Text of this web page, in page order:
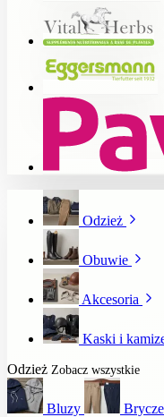
Odzież
Obuwie
Akcesoria
Kaski i
Odzież Zobacz wszystkie
Bluzy